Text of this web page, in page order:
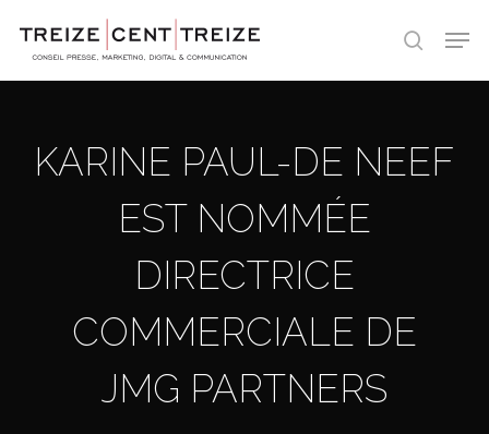
search
KARINE PAUL-DE NEEF
EST NOMMÉE
DIRECTRICE
COMMERCIALE DE
JMG PARTNERS